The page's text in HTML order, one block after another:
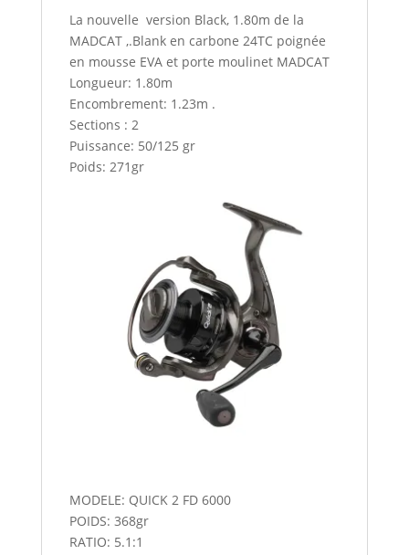
La nouvelle version Black, 1.80m de la
MADCAT ,.Blank en carbone 24TC poignée
en mousse EVA et porte moulinet MADCAT
Longueur: 1.80m
Encombrement: 1.23m .
Sections : 2
Puissance: 50/125 gr
Poids: 271gr
MODELE: QUICK 2 FD 6000
POIDS: 368gr
RATIO: 5.1:1